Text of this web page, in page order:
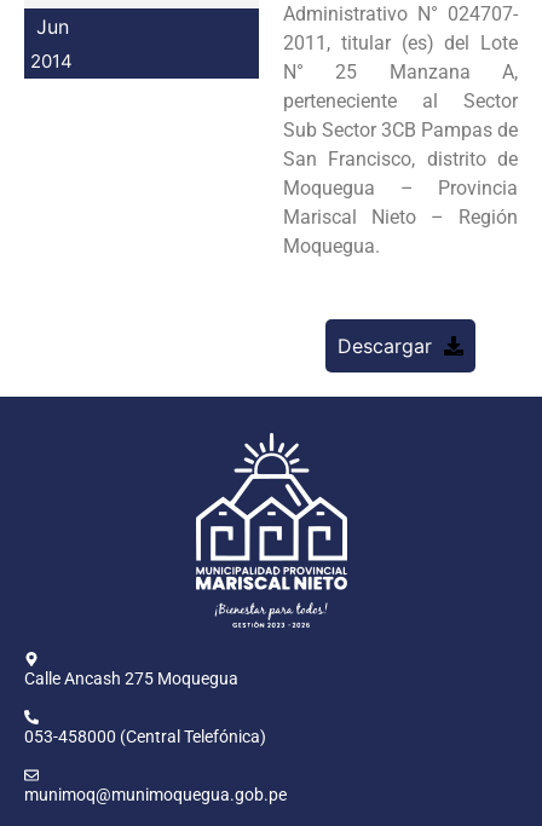
Jun
2014
Administrativo N° 024707-
2011, titular (es) del Lote
N° 25 Manzana A,
perteneciente al Sector
Sub Sector 3CB Pampas de
San Francisco, distrito de
Moquegua – Provincia
Mariscal Nieto – Región
Moquegua.
Descargar
Calle Ancash 275 Moquegua
053-458000 (Central Telefónica)
munimoq@munimoquegua.gob.pe